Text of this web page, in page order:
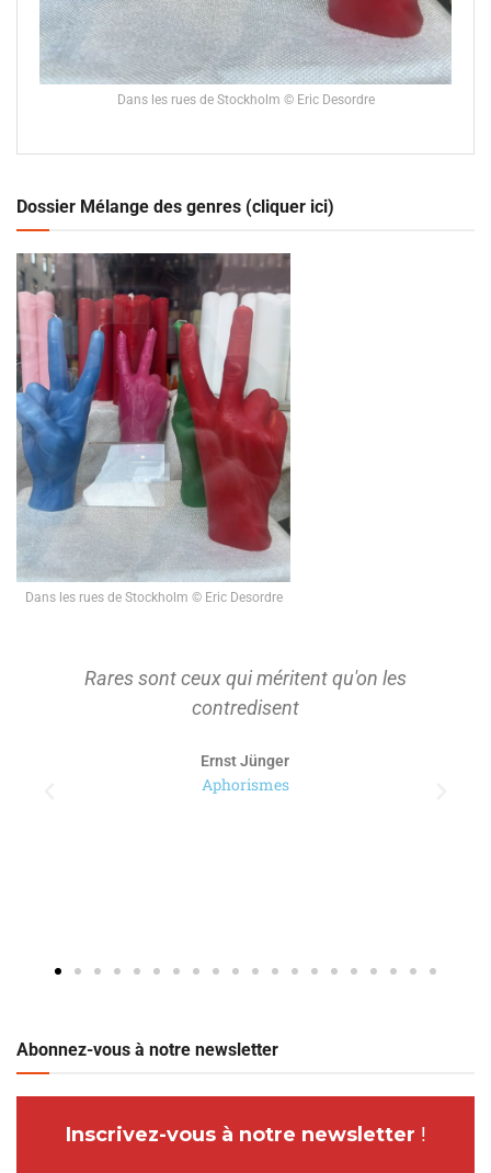
Dans les rues de Stockholm © Eric Desordre
Dossier Mélange des genres (cliquer ici)
Dans les rues de Stockholm © Eric Desordre
Rares sont ceux qui méritent qu'on les
contredisent
Ernst Jünger
Aphorismes
Abonnez-vous à notre newsletter
Inscrivez-vous à notre newsletter !